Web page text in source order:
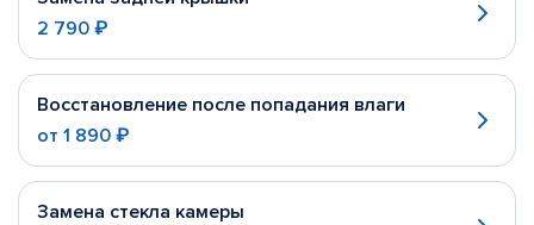
2 790 ₽
Восстановление после попадания влаги
от 1 890 ₽
Замена стекла камеры